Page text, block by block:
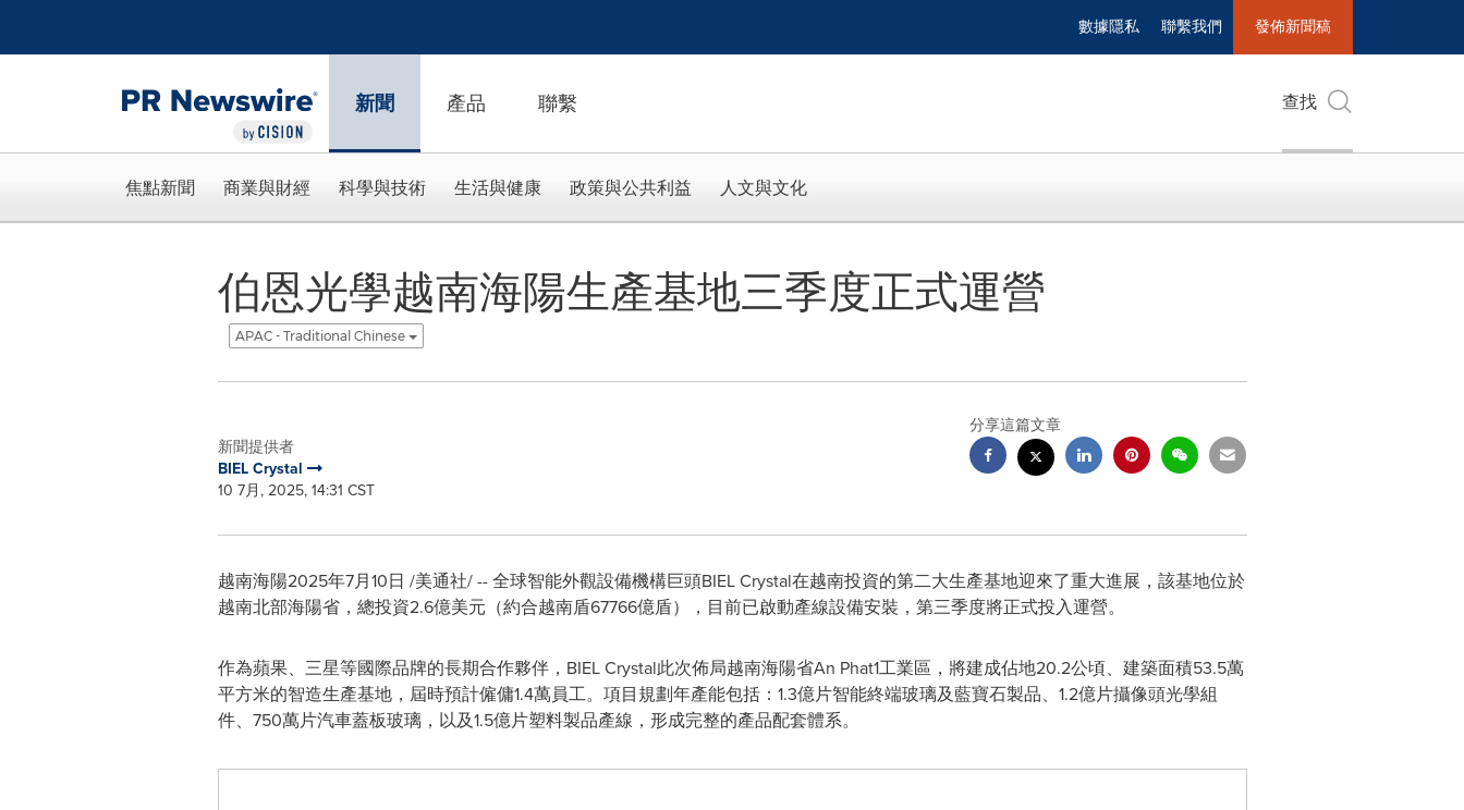
數據隱私 聯繫我們 發佈新聞稿
新聞 產品 聯繫 查找
焦點新聞 商業與財經 科學與技術 生活與健康 政策與公共利益 人文與文化
伯恩光學越南海陽生產基地三季度正式運營
APAC - Traditional Chinese
新聞提供者
BIEL Crystal
10 7月, 2025, 14:31 CST
分享這篇文章
越南海陽2025年7月10日 /美通社/ -- 全球智能外觀設備機構巨頭BIEL Crystal在越南投資的第二大生產基地迎來了重大進展，該基地位於
越南北部海陽省，總投資2.6億美元（約合越南盾67766億盾），目前已啟動產線設備安裝，第三季度將正式投入運營。
作為蘋果、三星等國際品牌的長期合作夥伴，BIEL Crystal此次佈局越南海陽省An Phat1工業區，將建成佔地20.2公頃、建築面積53.5萬
平方米的智造生產基地，屆時預計僱傭1.4萬員工。項目規劃年產能包括：1.3億片智能終端玻璃及藍寶石製品、1.2億片攝像頭光學組
件、750萬片汽車蓋板玻璃，以及1.5億片塑料製品產線，形成完整的產品配套體系。